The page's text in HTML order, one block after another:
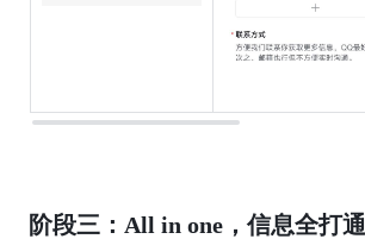
阶段三：All in one，信息全打通